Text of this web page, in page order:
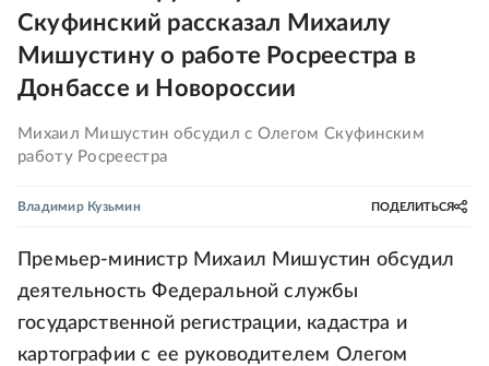
Скуфинский рассказал Михаилу
Мишустину о работе Росреестра в
Донбассе и Новороссии
Михаил Мишустин обсудил с Олегом Скуфинским
работу Росреестра
Владимир Кузьмин ПОДЕЛИТЬСЯ
Премьер-министр Михаил Мишустин обсудил
деятельность Федеральной службы
государственной регистрации, кадастра и
картографии с ее руководителем Олегом